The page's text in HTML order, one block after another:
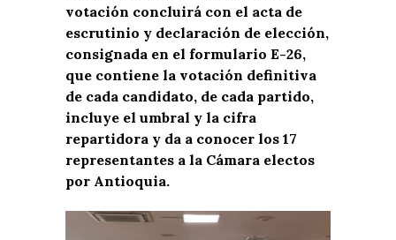
votación concluirá con el acta de
escrutinio y declaración de elección,
consignada en el formulario E-26,
que contiene la votación definitiva
de cada candidato, de cada partido,
incluye el umbral y la cifra
repartidora y da a conocer los 17
representantes a la Cámara electos
por Antioquia.